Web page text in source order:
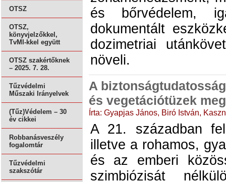
OTSZ
OTSZ,
könyvjelzőkkel,
TvMI-kkel együtt
OTSZ szakértőknek
– 2025. 7. 28.
Tűzvédelmi
Műszaki Irányelvek
(Tűz)Védelem – 30
év cikkei
Robbanásveszély
fogalomtár
Tűzvédelmi
szakszótár
és bőrvédelem,
dokumentált
dozimetriai
növeli.
A
és vegetációtüzek
Írta: Gyapjas János, Biró István,
A 21. században
illetve a rohamos,
és az emberi
szimbiózisát